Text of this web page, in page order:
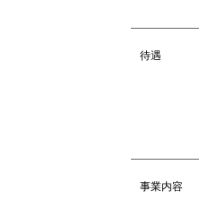
待遇
事業内容